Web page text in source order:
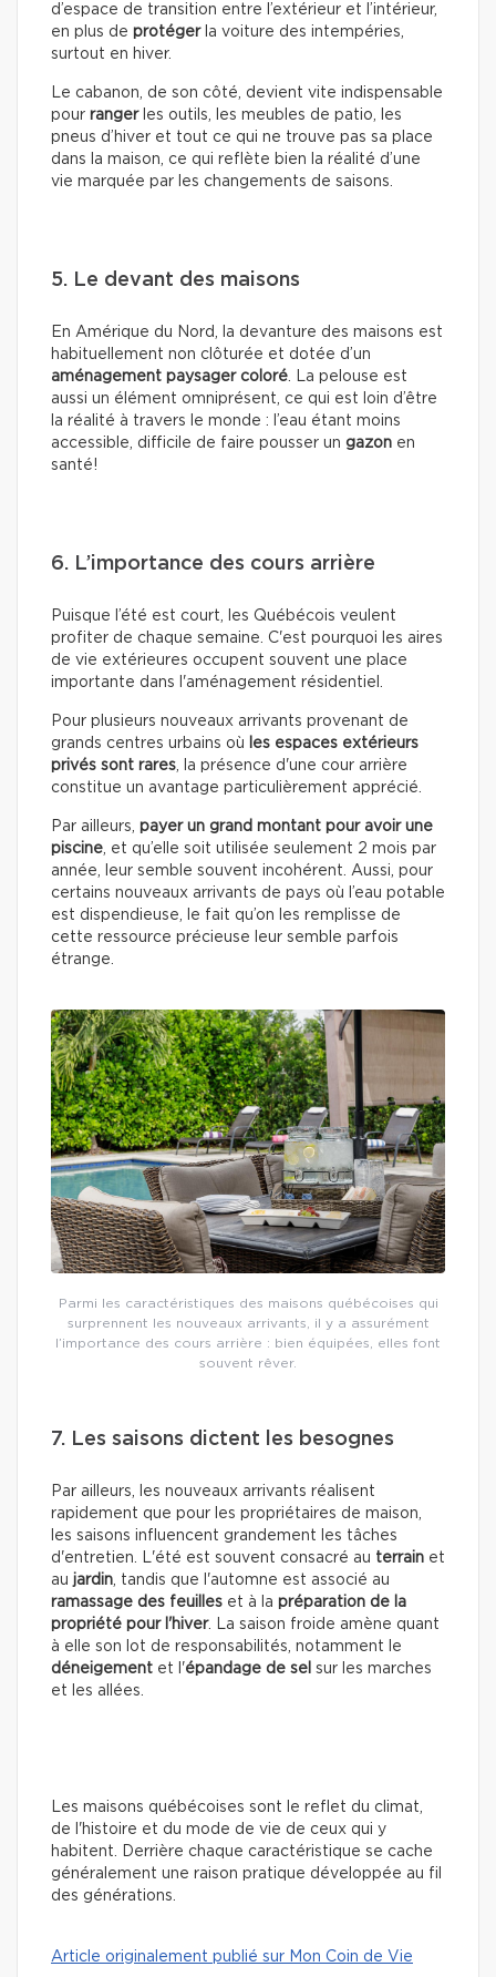
d’espace de transition entre l’extérieur et l’intérieur,
en plus de protégerla voiture des intempéries,
surtout en hiver.
Le cabanon, de son côté, devient vite indispensable
pour rangerles outils, les meubles de patio, les
pneus d’hiver et tout ce qui ne trouve pas sa place
dans la maison, ce qui reflète bien la réalité d’une
vie marquée par les changements de saisons.
5. Le devant des maisons
En Amérique du Nord, la devanture des maisons est
habituellement non clôturée et dotée d’un
aménagement paysager coloré. La pelouse est
aussi un élément omniprésent, ce qui est loin d’être
la réalité à travers le monde : l’eau étant moins
accessible, difficile de faire pousser un gazon en
santé!
6. L’importance des cours arrière
Puisque l’été est court, les Québécois veulent
profiter de chaque semaine. C'est pourquoi les aires
de vie extérieures occupent souvent une place
importante dans l'aménagement résidentiel.
Pour plusieurs nouveaux arrivants provenant de
grands centres urbains où
les espaces extérieurs
privés sont rares, la présence d'une cour arrière
constitue un avantage particulièrement apprécié.
Par ailleurs, payer un grand montant pour avoir une
piscine, et qu’elle soit utilisée seulement 2 mois par
année, leur semble souvent incohérent. Aussi, pour
certains nouveaux arrivants de pays où l’eau potable
est dispendieuse, le fait qu’on les remplisse de
cette ressource précieuse leur semble parfois
étrange.
Parmi les caractéristiques des maisons québécoises qui
surprennent les nouveaux arrivants, il y a assurément
l’importance des cours arrière : bien équipées, elles font
souvent rêver.
7. Les saisons dictent les besognes
Par ailleurs, les nouveaux arrivants réalisent
rapidement que pour les propriétaires de maison,
les saisons influencent grandement les tâches
d'entretien. L'été est souvent consacré au terrain et
au jardin, tandis que l'automne est associé au
ramassage des feuilles et à la préparation de la
propriété pour l'hiver. La saison froide amène quant
à elle son lot de responsabilités, notamment le
déneigement et l'épandage de sel sur les marches
et les allées.
Les maisons québécoises sont le reflet du climat,
de l'histoire et du mode de vie de ceux qui y
habitent. Derrière chaque caractéristique se cache
généralement une raison pratique développée au fil
des générations.
Article originalement publié sur Mon Coin de Vie